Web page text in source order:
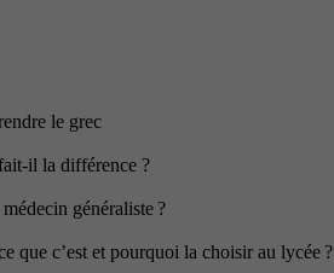
le grec
il la différence ?
généraliste ?
que c’est et pourquoi la choisir au lycée ?